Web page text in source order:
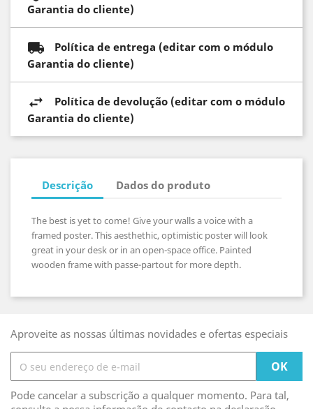
Garantia do cliente)
Política de entrega (editar com o módulo
Garantia do cliente)
Política de devolução (editar com o módulo
Garantia do cliente)
Descrição Dados do produto
The best is yet to come! Give your walls a voice with a
framed poster. This aesthethic, optimistic poster will look
great in your desk or in an open-space office. Painted
wooden frame with passe-partout for more depth.
Aproveite as nossas últimas novidades e ofertas especiais
Pode cancelar a subscrição a qualquer momento. Para tal,